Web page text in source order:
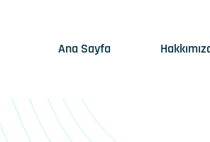
Ana Sayfa